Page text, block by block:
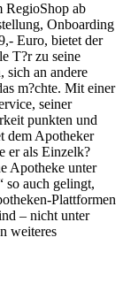
RegioShop ab
Onboarding
Euro, bietet der
T?r zu seine
sich an andere
m?chte. Mit einer
seiner
punkten und
dem Apotheker
er als Einzelk?
Apotheke unter
so auch gelingt,
Plattformen
– nicht unter
weiteres